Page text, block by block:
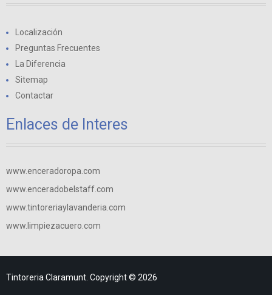
Localización
Preguntas Frecuentes
La Diferencia
Sitemap
Contactar
Enlaces de Interes
www.enceradoropa.com
www.enceradobelstaff.com
www.tintoreriaylavanderia.com
www.limpiezacuero.com
Tintoreria Claramunt. Copyright © 2026